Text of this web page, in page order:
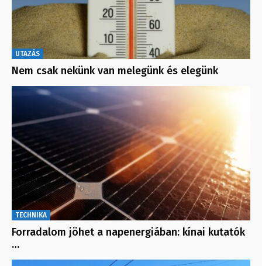
UTAZÁS
Nem csak nekünk van melegünk és elegünk
TECHNIKA
Forradalom jöhet a napenergiában: kínai kutatók
…